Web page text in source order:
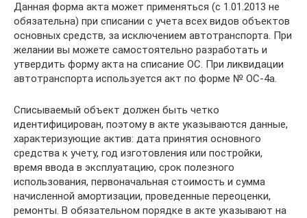
Данная форма акта может применяться (с 1.01.2013 не
обязательна) при списании с учета всех видов объектов
основных средств, за исключением автотранспорта. При
желании вы можете самостоятельно разработать и
утвердить форму акта на списание ОС. При ликвидации
автотранспорта используется акт по форме № ОС-4а.
Списываемый объект должен быть четко
идентифицирован, поэтому в акте указываются данные,
характеризующие актив: дата принятия основного
средства к учету, год изготовления или постройки,
время ввода в эксплуатацию, срок полезного
использования, первоначальная стоимость и сумма
начисленной амортизации, проведенные переоценки,
ремонты. В обязательном порядке в акте указывают на